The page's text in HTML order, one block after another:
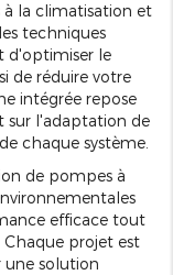
à la climatisation et
techniques
d'optimiser le
de réduire votre
intégrée repose
sur l'adaptation de
chaque système.
de pompes à
efficace tout
Chaque projet est
une solution